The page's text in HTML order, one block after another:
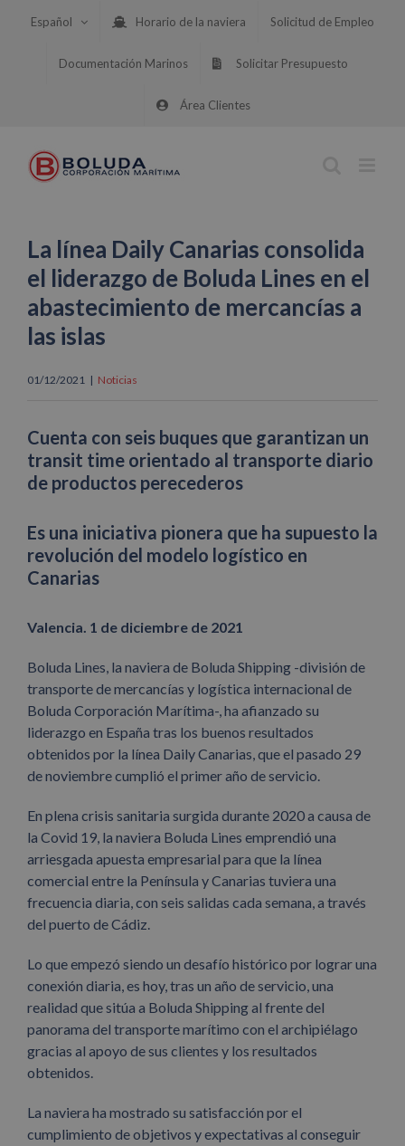
Español Horario de la naviera Solicitud de Empleo
Documentación Marinos Solicitar Presupuesto
Área Clientes
La línea Daily Canarias consolida
el liderazgo de Boluda Lines en el
abastecimiento de mercancías a
las islas
01/12/2021 | Noticias
Cuenta con seis buques que garantizan un
transit time orientado al transporte diario
de productos perecederos
Es una iniciativa pionera que ha supuesto la
revolución del modelo logístico en
Canarias
Valencia. 1 de diciembre de 2021
Boluda Lines, la naviera de Boluda Shipping -división de
transporte de mercancías y logística internacional de
Boluda Corporación Marítima-, ha afianzado su
liderazgo en España tras los buenos resultados
obtenidos por la línea Daily Canarias, que el pasado 29
de noviembre cumplió el primer año de servicio.
En plena crisis sanitaria surgida durante 2020 a causa de
la Covid 19, la naviera Boluda Lines emprendió una
arriesgada apuesta empresarial para que la línea
comercial entre la Península y Canarias tuviera una
frecuencia diaria, con seis salidas cada semana, a través
del puerto de Cádiz.
Lo que empezó siendo un desafío histórico por lograr una
conexión diaria, es hoy, tras un año de servicio, una
realidad que sitúa a Boluda Shipping al frente del
panorama del transporte marítimo con el archipiélago
gracias al apoyo de sus clientes y los resultados
obtenidos.
La naviera ha mostrado su satisfacción por el
cumplimiento de objetivos y expectativas al conseguir